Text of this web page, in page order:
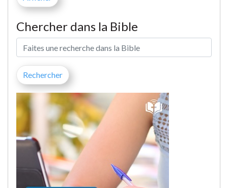
Chercher dans la Bible